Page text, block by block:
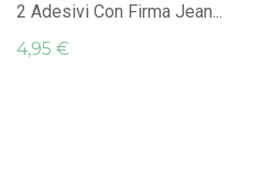
2 Adesivi Con Firma Jean...
4,95 €